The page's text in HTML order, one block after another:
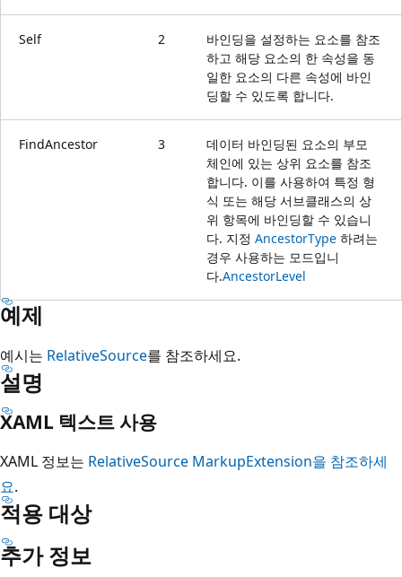
Self 2
바인딩을 설정하는 요소를 참조
하고 해당 요소의 한 속성을 동
일한 요소의 다른 속성에 바인
딩할 수 있도록 합니다.
FindAncestor 3
데이터 바인딩된 요소의 부모
체인에 있는 상위 요소를 참조
합니다. 이를 사용하여 특정 형
식 또는 해당 서브클래스의 상
위 항목에 바인딩할 수 있습니
다. 지정 AncestorType 하려는
경우 사용하는 모드입니
다.AncestorLevel
예제
예시는 RelativeSource를 참조하세요.
설명
XAML 텍스트 사용
XAML 정보는 RelativeSource MarkupExtension을 참조하세
요.
적용 대상
추가 정보